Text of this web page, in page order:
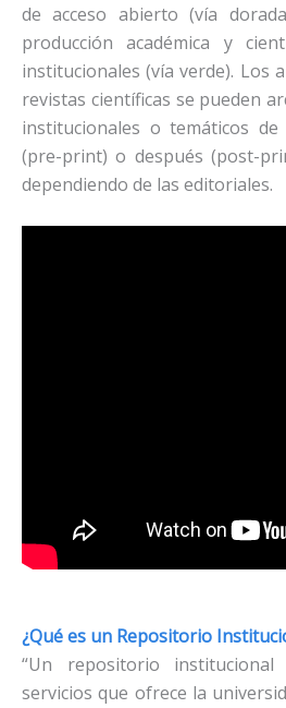
de acceso abierto (vía
producción académica y
institucionales (vía verde). Los
revistas científicas se pueden
institucionales o temáticos
(pre-print) o después (post-
dependiendo de las editoriales.
¿Qué es un Repositorio
“Un repositorio
servicios que ofrece la